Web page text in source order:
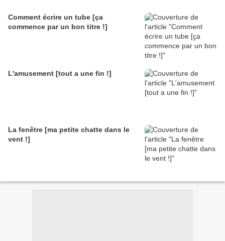
Comment écrire un tube [ça
commence par un bon titre !]
L'amusement [tout a une fin !]
La fenêtre [ma petite chatte dans le
vent !]